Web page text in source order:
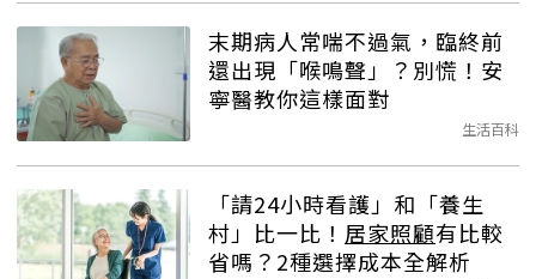
末期病人常喘不過氣，臨終前
還出現「喉鳴聲」？別慌！安
寧醫教你這樣面對
生活百科
「請24小時看護」和「養生
村」比一比！ 居家照顧有比較
省嗎？2種選擇成本全解析